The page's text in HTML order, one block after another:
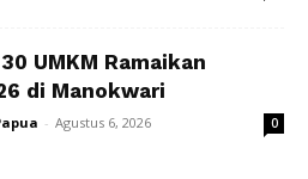
UMKM Ramaikan
di Manokwari
- Agustus 6, 2026 0